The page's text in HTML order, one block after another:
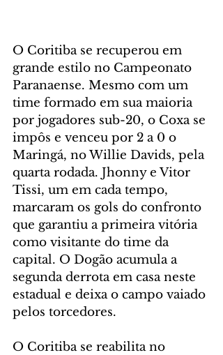
O Coritiba se recuperou em
grande estilo no Campeonato
Paranaense. Mesmo com um
time formado em sua maioria
por jogadores sub-20, o Coxa se
impôs e venceu por 2 a 0 o
Maringá, no Willie Davids, pela
quarta rodada. Jhonny e Vitor
Tissi, um em cada tempo,
marcaram os gols do confronto
que garantiu a primeira vitória
como visitante do time da
capital. O Dogão acumula a
segunda derrota em casa neste
estadual e deixa o campo vaiado
pelos torcedores.
O Coritiba se reabilita no